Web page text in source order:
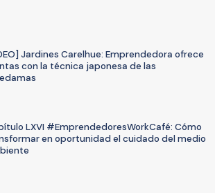
Jardines Carelhue: Emprendedora ofrece
con la técnica japonesa de las
LXVI #EmprendedoresWorkCafé: Cómo
en oportunidad el cuidado del medio